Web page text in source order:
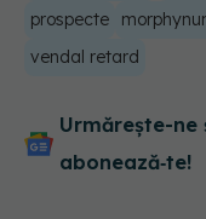
prospecte
vendal retard
Urmărește-ne
abonează‑te!